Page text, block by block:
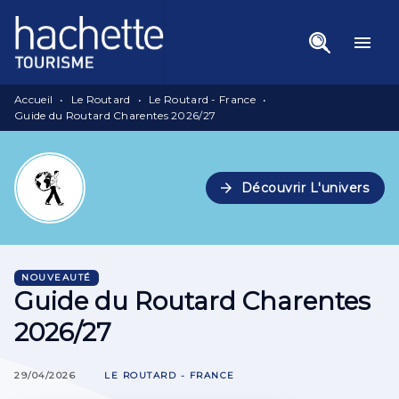
Menu Recherche
Pied De Page
menu
Accueil • Le Routard • Le Routard - France
•
Guide du Routard Charentes 2026/27
arrow_forward Découvrir L'univers
NOUVEAUTÉ
Guide du Routard Charentes
2026/27
29/04/2026 LE ROUTARD - FRANCE